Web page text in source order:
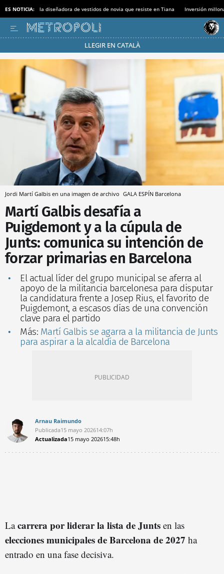
ES NOTICIA: la diseñadora de vestidos de novia que resiste en Tiana Inversión
LLEGIR EN CATALÀ
Pásate al MODO AHORRO
Jordi Martí Galbis en una imagen de archivo GALA ESPÍN Barcelona
Martí Galbis desafía a
Puigdemont y a la cúpula de
Junts: comunica su intención de
forzar primarias en Barcelona
El actual líder del grupo municipal se aferra al
apoyo de la militancia barcelonesa para disputar
la candidatura frente a Josep Rius, el favorito de
Puigdemont, a escasos días de una convención
clave para el partido
Más: Martí Galbis se agarra a la militancia de Junts
para aspirar a la alcaldía de Barcelona
Arnau Raimundo
Publicada15 mayo 202614:07h
Actualizada15 mayo 202615:48h
Lacarrera por liderar la lista de Junts en las
elecciones municipales de Barcelona de 2027 ha
entrado en una fase decisiva.